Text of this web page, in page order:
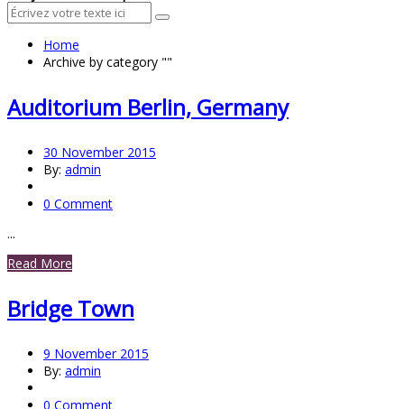
Home
Archive by category ""
Auditorium Berlin, Germany
30 November 2015
By: admin
0 Comment
...
Read More
Bridge Town
9 November 2015
By: admin
0 Comment